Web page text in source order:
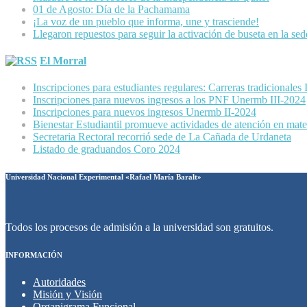
01 de Agosto: Día de la Pachamama
¡La voz de un pueblo que informa, une y trasciende!
Llegaron repuestos para seguir la activación de buseta en la
El Morral
Inscripciones para estudiantes regulares: Carreras
Inscripciones para nuevos ingresos a los PNF Unermb III-2024
Inscripciones para nuevos ingresos Unermb II-2024
Bienestar Estudiantil promueve actividades de atención en
Secretaria Rectoral recorrió sede de La Cañada de Urdaneta
Listado de graduandos Coro 2024
Universidad Nacional Experimental «Rafael María Baralt»
Todos los procesos de admisión a la universidad son gratuitos.
INFORMACIÓN
Autoridades
Misión y Visión